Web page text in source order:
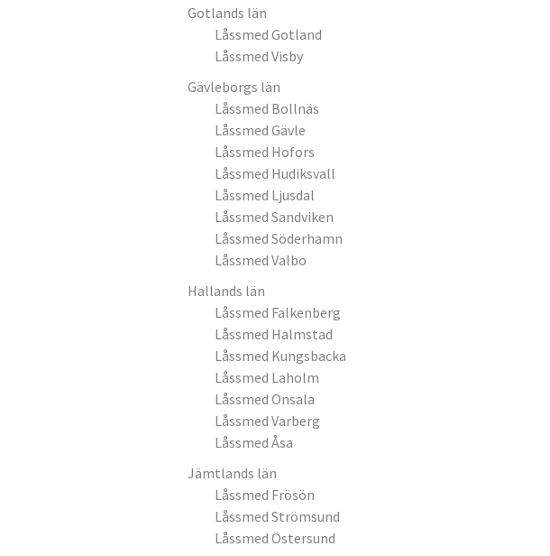
Gotlands län
Låssmed Gotland
Låssmed Visby
Gävleborgs län
Låssmed Bollnäs
Låssmed Gävle
Låssmed Hofors
Låssmed Hudiksvall
Låssmed Ljusdal
Låssmed Sandviken
Låssmed Söderhamn
Låssmed Valbo
Hallands län
Låssmed Falkenberg
Låssmed Halmstad
Låssmed Kungsbacka
Låssmed Laholm
Låssmed Onsala
Låssmed Varberg
Låssmed Åsa
Jämtlands län
Låssmed Frösön
Låssmed Strömsund
Låssmed Östersund